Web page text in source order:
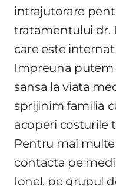
intrajutorare
tratamentului dr.
care este internat
Impreuna putem
sansa la viata
sprijinim familia
acoperi costurile
Pentru mai
contacta pe
Ionel, pe grupul